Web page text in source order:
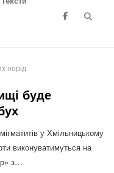
порід
буде
у Хмільницькому
виконуватимуться на
з…